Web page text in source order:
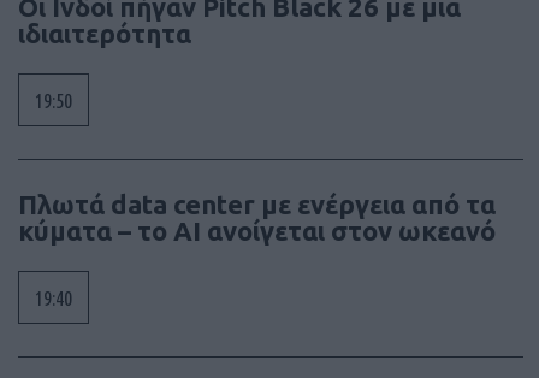
Οι Ινδοί πήγαν Pitch Black 26 με μια
ιδιαιτερότητα
19:50
Πλωτά data center με ενέργεια από τα
κύματα – το AI ανοίγεται στον ωκεανό
19:40